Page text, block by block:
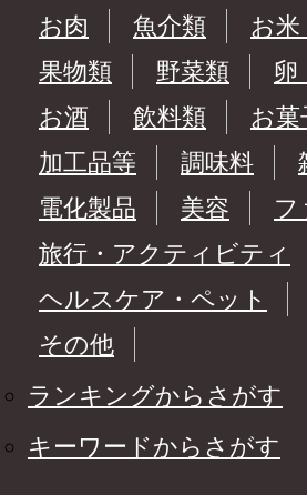
お肉
魚介類
お米
果物類
野菜類
卵
お酒
飲料類 お菓
加工品等
調味料
電化製品
美容
フ
旅行・アクティビティ
ヘルスケア・ペット
その他
ランキングからさがす
キーワードからさがす